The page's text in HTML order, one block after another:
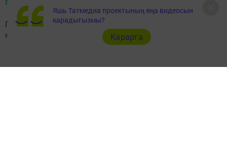
Подписывайтесь на нашTelegram-канал
новь"
Яшь Татмедиа проектының яңа видеосын
карадыгызмы?
Карарга